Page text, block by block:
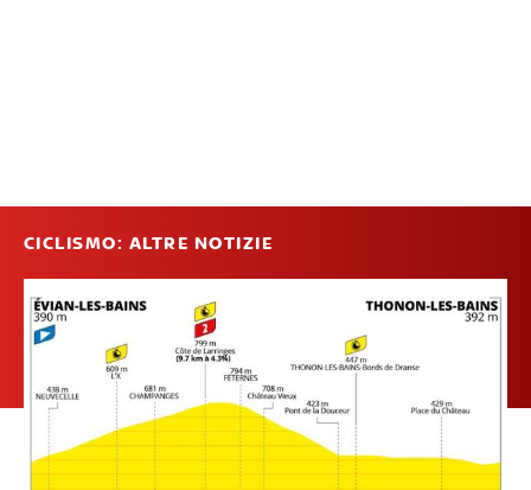
CICLISMO: ALTRE NOTIZIE